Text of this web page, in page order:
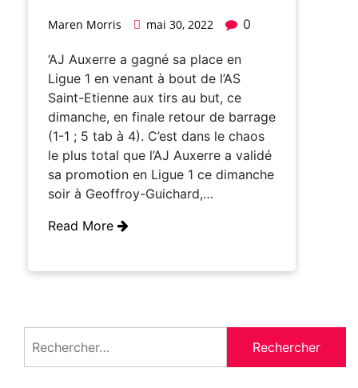
Maren Morris mai 30, 2022 0
’AJ Auxerre a gagné sa place en
Ligue 1 en venant à bout de l’AS
Saint-Etienne aux tirs au but, ce
dimanche, en finale retour de barrage
(1-1 ; 5 tab à 4). C’est dans le chaos
le plus total que l’AJ Auxerre a validé
sa promotion en Ligue 1 ce dimanche
soir à Geoffroy-Guichard,…
Read More